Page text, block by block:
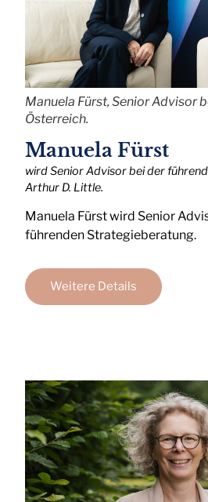
Manuela Fürst, Senior Advisor
Österreich.
Manuela Fürst
wird Senior Advisor bei der
Arthur D. Little.
Manuela Fürst wird Senior
führenden Strategieberatung.
Weitere Details